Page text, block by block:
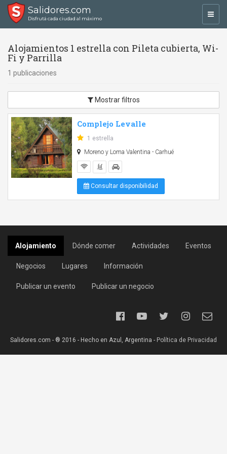
Salidores.com
Disfrutá cada ciudad al máximo
Alojamientos 1 estrella con Pileta cubierta, Wi-
Fi y Parrilla
1 publicaciones
Mostrar filtros
Complejo Levalle
1 estrella
Moreno y Loma Valentina - Carhué
Consultar disponibilidad
Alojamiento Dónde comer Actividades Eventos
Negocios Lugares Información
Publicar un evento Publicar un negocio
Salidores.com - ® 2016 - Hecho en Azul, Argentina - Política de Privacidad